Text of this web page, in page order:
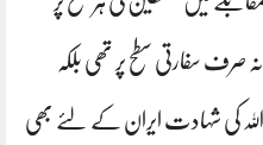
صرف سفارتی سطح پر تھی بلکہ
اللہ کی شہادت ایران کے لئے بھی